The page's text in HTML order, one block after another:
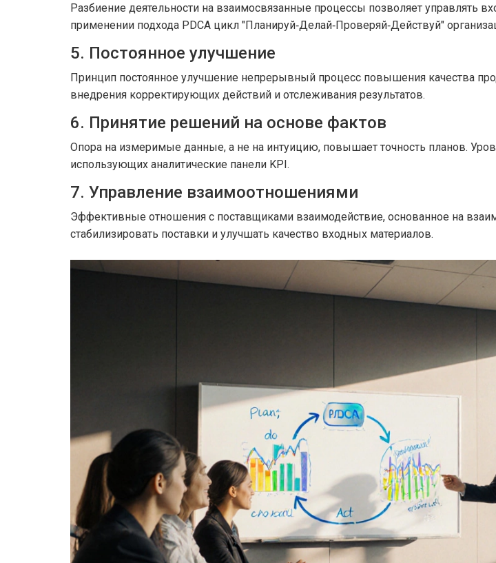
Разбиение деятельности на взаимосвязанные процессы позволяет управлять
применении подхода PDCA цикл "Планируй‑Делай‑Проверяй‑Действуй"
5. Постоянное улучшение
Принцип постоянное улучшение непрерывный процесс повышения качества
внедрения корректирующих действий и отслеживания результатов.
6. Принятие решений на основе фактов
Опора на измеримые данные, а не на интуицию, повышает точность планов.
использующих аналитические панели KPI.
7. Управление взаимоотношениями
Эффективные отношения с поставщиками взаимодействие, основанное на
стабилизировать поставки и улучшать качество входных материалов.